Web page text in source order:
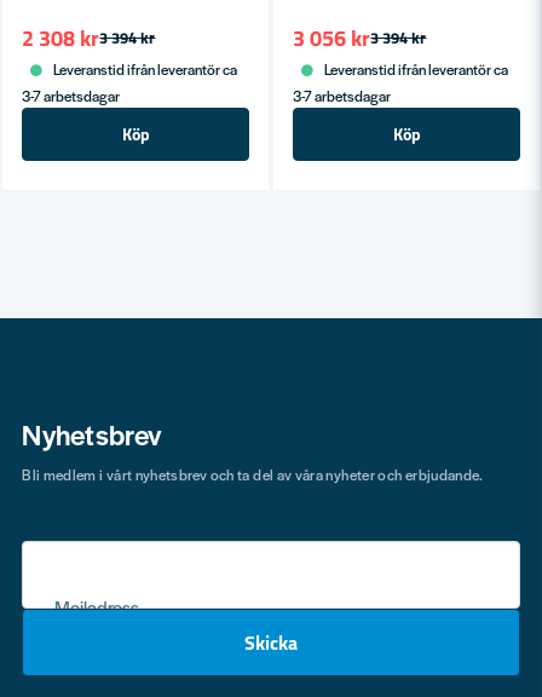
3 394 kr
2 308 kr
Leveranstid ifrån leverantör ca
3-7 arbetsdagar
Köp
3 394 kr
3 056 kr
Leveranstid ifrån leverantör ca
3-7 arbetsdagar
Köp
Nyhetsbrev
Mejladress
Skicka
Bli medlem i vårt nyhetsbrev och ta del av våra nyheter och erbjudande.